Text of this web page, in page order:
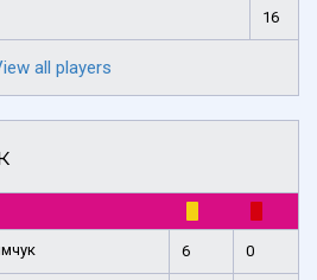
16
all players
6 0